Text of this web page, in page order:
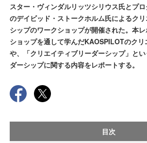
スター・ヴィンダルリッツシリウス氏とプ
のデイビッド・ストークホルム氏によるク
シップのワークショップが開催された。本
ショップを通して学んだKAOSPILOTのク
や、「クリエイティブリーダーシップ」と
ダーシップに関する内容をレポートする。
目次